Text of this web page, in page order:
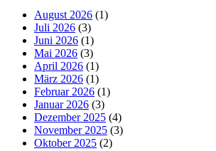
August 2026 (1)
Juli 2026 (3)
Juni 2026 (1)
Mai 2026 (3)
April 2026 (1)
März 2026 (1)
Februar 2026 (1)
Januar 2026 (3)
Dezember 2025 (4)
November 2025 (3)
Oktober 2025 (2)